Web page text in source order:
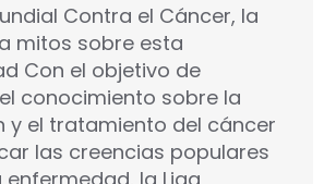
Contra el Cáncer, la
mitos sobre esta
Con el objetivo de
conocimiento sobre la
y el tratamiento del cáncer
las creencias populares